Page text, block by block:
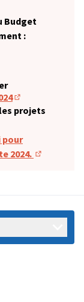
Budget
:
nouvel onglet)
onglet)
(S'ouvre dans
projets
pour
2024.